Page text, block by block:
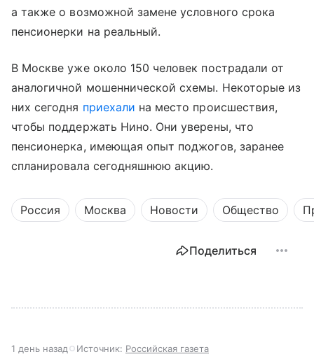
а также о возможной замене условного срока
пенсионерки на реальный.
В Москве уже около 150 человек пострадали от
аналогичной мошеннической схемы. Некоторые из
них сегодня приехали на место происшествия,
чтобы поддержать Нино. Они уверены, что
пенсионерка, имеющая опыт поджогов, заранее
спланировала сегодняшнюю акцию.
Россия Москва Новости Общество
Поделиться
1 день назад Источник: Российская газета